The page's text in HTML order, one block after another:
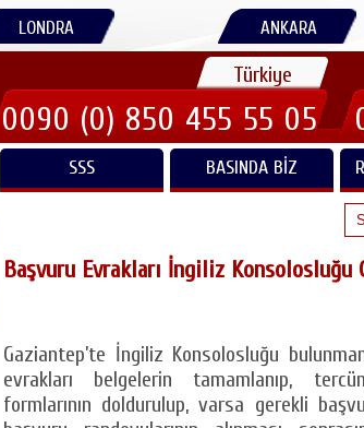
LONDRA ANKARA
Türkiye
0090 (0) 850 455 55 05
SSS BASINDA BIZ
Başvuru Evrakları İngiliz
Gaziantep’te İngiliz Konsolosluğu
evrakları belgelerin tamamlanıp,
formlarının doldurulup, varsa gerekli